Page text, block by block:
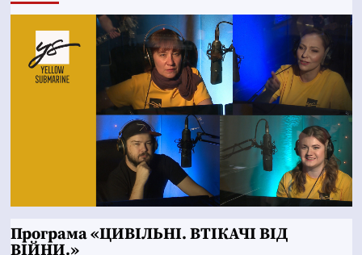
Програма «ЦИВІЛЬНІ. ВТІКАЧІ ВІД
ВІЙНИ.»